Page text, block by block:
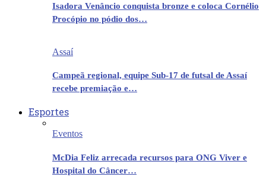
Isadora Venâncio conquista bronze e coloca Cornélio
Procópio no pódio dos…
Assaí
Campeã regional, equipe Sub-17 de futsal de Assaí
recebe premiação e…
Esportes
Eventos
McDia Feliz arrecada recursos para ONG Viver e
Hospital do Câncer…